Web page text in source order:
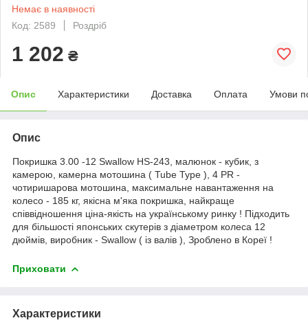
Немає в наявності
Код: 2589
Роздріб
1 202 ₴
Опис Характеристики Доставка Оплата Умови
Опис
Покришка 3.00 -12 Swallow HS-243, малюнок - кубик, з
камерою, камерна мотошина ( Tube Type ), 4 PR -
чотиришарова мотошина, максимальне навантаження на
колесо - 185 кг, якісна м'яка покришка, найкраще
співвідношення ціна-якість на українському ринку ! Підходить
для більшості японських скутерів з діаметром колеса 12
дюймів, виробник - Swallow ( із валів ), Зроблено в Кореї !
Приховати
Характеристики